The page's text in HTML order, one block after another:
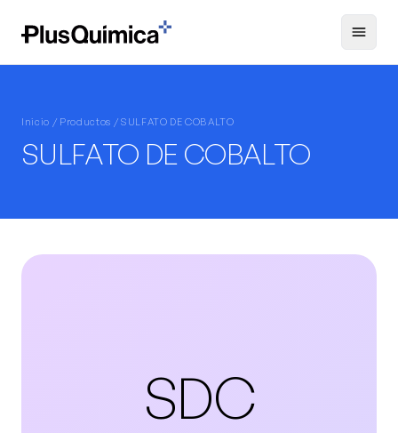
Inicio / Productos / SULFATO DE COBALTO
SULFATO DE COBALTO
SDC